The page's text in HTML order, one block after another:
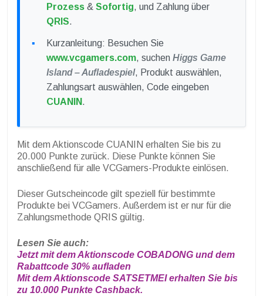
Prozess & Sofortig, und Zahlung über
QRIS.
Kurzanleitung: Besuchen Sie
www.vcgamers.com, suchen Higgs Game
Island – Aufladespiel, Produkt auswählen,
Zahlungsart auswählen, Code eingeben
CUANIN .
Mit dem Aktionscode CUANIN erhalten Sie bis zu
20.000 Punkte zurück. Diese Punkte können Sie
anschließend für alle VCGamers-Produkte einlösen.
Dieser Gutscheincode gilt speziell für bestimmte
Produkte bei VCGamers. Außerdem ist er nur für die
Zahlungsmethode QRIS gültig.
Lesen Sie auch:
Jetzt mit dem Aktionscode COBADONG und dem
Rabattcode 30% aufladen
Mit dem Aktionscode SATSETMEI erhalten Sie bis
zu 10.000 Punkte Cashback.